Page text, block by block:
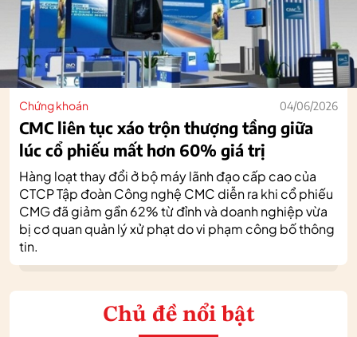
Chứng khoán 04/06/2026
CMC liên tục xáo trộn thượng tầng giữa
lúc cổ phiếu mất hơn 60% giá trị
Hàng loạt thay đổi ở bộ máy lãnh đạo cấp cao của
CTCP Tập đoàn Công nghệ CMC diễn ra khi cổ phiếu
CMG đã giảm gần 62% từ đỉnh và doanh nghiệp vừa
bị cơ quan quản lý xử phạt do vi phạm công bố thông
tin.
Chủ đề nổi bật